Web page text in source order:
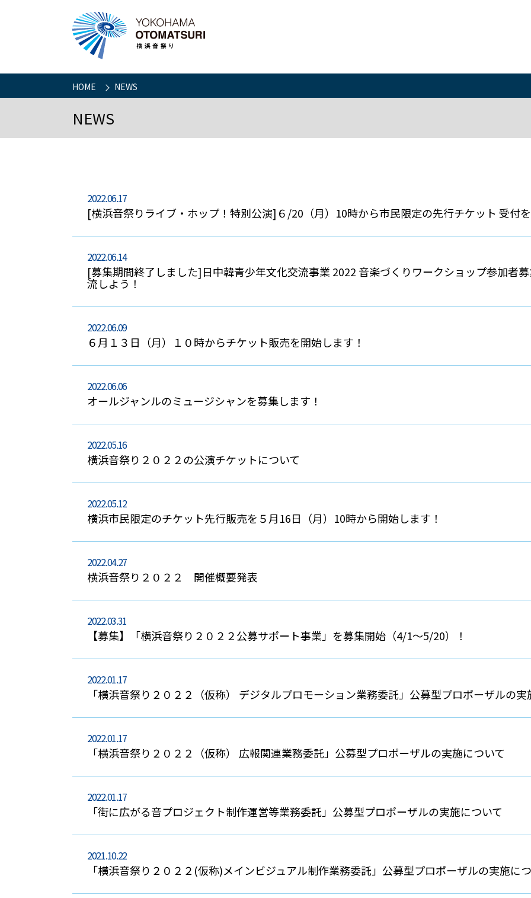
HOME NEWS
NEWS
2022.06.17
[横浜音祭りライブ・ホップ！特別公演]６/20（月）10時から市民限定の先行チケット 受付
2022.06.14
[募集期間終了しました]日中韓青少年文化交流事業 2022 音楽づくりワークショップ参加者
流しよう！
2022.06.09
６月１３日（月）１０時からチケット販売を開始します！
2022.06.06
オールジャンルのミュージシャンを募集します！
2022.05.16
横浜音祭り２０２２の公演チケットについて
2022.05.12
横浜市民限定のチケット先行販売を５月16日（月）10時から開始します！
2022.04.27
横浜音祭り２０２２ 開催概要発表
2022.03.31
【募集】「横浜音祭り２０２２公募サポート事業」を募集開始（4/1～5/20）！
2022.01.17
「横浜音祭り２０２２（仮称） デジタルプロモーション業務委託」公募型プロポーザルの実
2022.01.17
「横浜音祭り２０２２（仮称） 広報関連業務委託」公募型プロポーザルの実施について
2022.01.17
「街に広がる音プロジェクト制作運営等業務委託」公募型プロポーザルの実施について
2021.10.22
「横浜音祭り２０２２(仮称)メインビジュアル制作業務委託」公募型プロポーザルの実施に